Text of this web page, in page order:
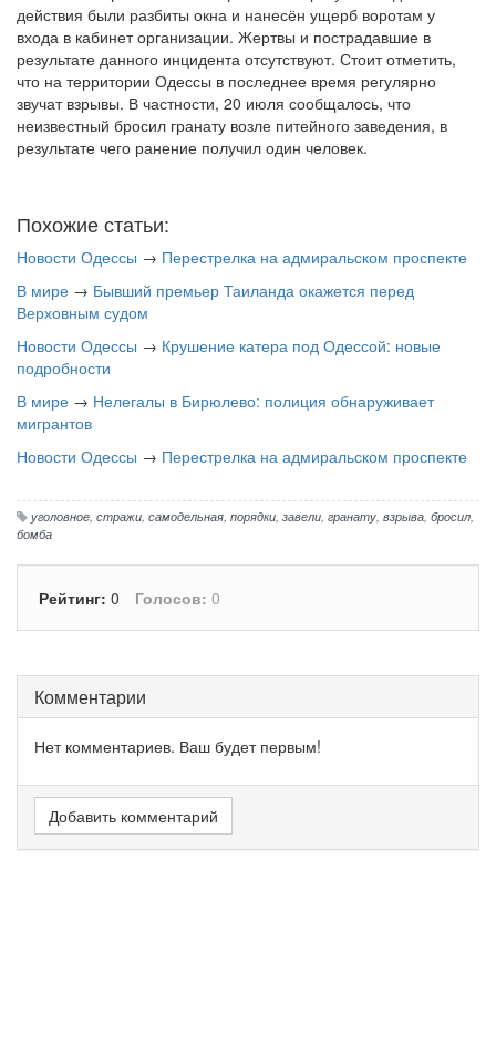
действия были разбиты окна и нанесён ущерб воротам у
входа в кабинет организации. Жертвы и пострадавшие в
результате данного инцидента отсутствуют. Стоит отметить,
что на территории Одессы в последнее время регулярно
звучат взрывы. В частности, 20 июля сообщалось, что
неизвестный бросил гранату возле питейного заведения, в
результате чего ранение получил один человек.
Похожие статьи:
Новости Одессы → Перестрелка на адмиральском проспекте
В мире → Бывший премьер Таиланда окажется перед
Верховным судом
Новости Одессы → Крушение катера под Одессой: новые
подробности
В мире → Нелегалы в Бирюлево: полиция обнаруживает
мигрантов
Новости Одессы → Перестрелка на адмиральском проспекте
уголовное стражи самодельная порядки завели гранату взрыва бросил
бомба
Рейтинг: 0 Голосов: 0
Комментарии
Нет комментариев. Ваш будет первым!
Добавить комментарий